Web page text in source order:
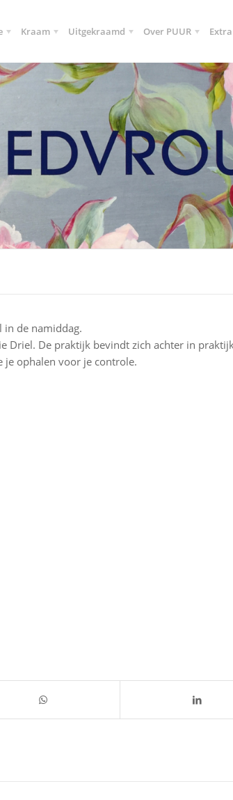
Kraam Uitgekraamd Over PUUR
de namiddag.
Driel. De praktijk bevindt zich achter in
je ophalen voor je controle.